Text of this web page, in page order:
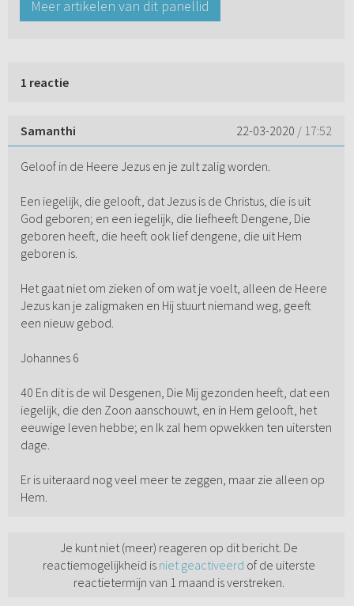
Meer artikelen van dit panellid
1 reactie
Samanthi 22-03-2020 / 17:52
Geloof in de Heere Jezus en je zult zalig worden.
Een iegelijk, die gelooft, dat Jezus is de Christus, die is uit
God geboren; en een iegelijk, die liefheeft Dengene, Die
geboren heeft, die heeft ook lief dengene, die uit Hem
geboren is.
Het gaat niet om zieken of om wat je voelt, alleen de Heere
Jezus kan je zaligmaken en Hij stuurt niemand weg, geeft
een nieuw gebod.
Johannes 6
40 En dit is de wil Desgenen, Die Mij gezonden heeft, dat een
iegelijk, die den Zoon aanschouwt, en in Hem gelooft, het
eeuwige leven hebbe; en Ik zal hem opwekken ten uitersten
dage.
Er is uiteraard nog veel meer te zeggen, maar zie alleen op
Hem.
Je kunt niet (meer) reageren op dit bericht. De
reactiemogelijkheid is niet geactiveerd of de uiterste
reactietermijn van 1 maand is verstreken.